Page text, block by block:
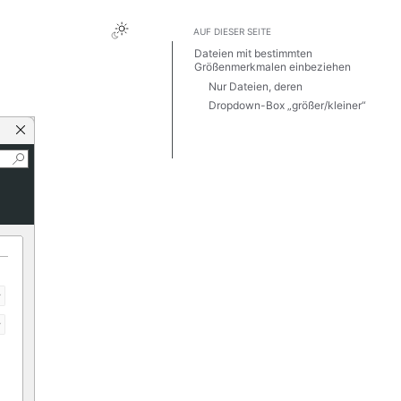
AUF DIESER SEITE
Dateien mit bestimmten
Größenmerkmalen einbeziehen
Nur Dateien, deren
Dropdown-Box „größer/kleiner“